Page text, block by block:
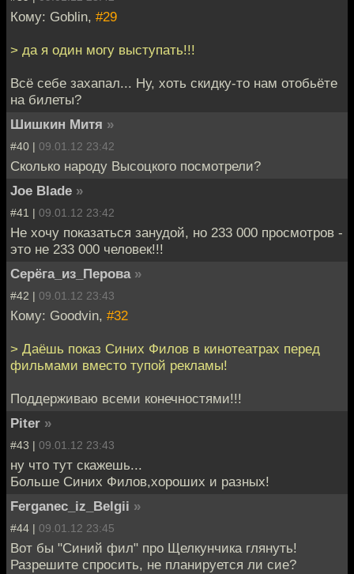
Кому: Goblin, #29
> да я один могу выступать!!!
Всё себе захапал... Ну, хоть скидку-то нам отобьёте
на билеты?
Шишкин Митя »
#40 | 09.01.12 23:42
Сколько народу Высоцкого посмотрели?
Joe Blade »
#41 | 09.01.12 23:42
Не хочу показаться занудой, но 233 000 просмотров -
это не 233 000 человек!!!
Серёга_из_Перова »
#42 | 09.01.12 23:43
Кому: Goodvin, #32
> Даёшь показ Синих Филов в кинотеатрах перед
фильмами вместо тупой рекламы!
Поддерживаю всеми конечностями!!!
Piter »
#43 | 09.01.12 23:43
ну что тут скажешь...
Больше Синих Филов,хороших и разных!
Ferganec_iz_Belgii »
#44 | 09.01.12 23:45
Вот бы "Синий фил" про Щелкунчика глянуть!
Разрешите спросить, не планируется ли сие?